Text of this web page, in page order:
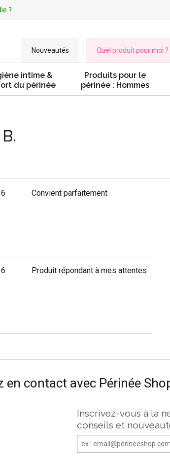
?
Nouveautés Quel produit pour moi ?
intime &
du périnée
Produits pour le
périnée : Hommes
Convient parfaitement
Produit répondant à mes attentes
en contact avec Périnée
Inscrivez-vous à la
conseils et